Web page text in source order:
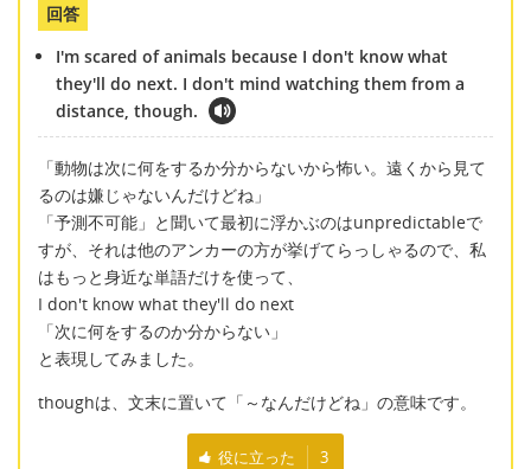
回答
I'm scared of animals because I don't know what
they'll do next. I don't mind watching them from a
distance, though.
「動物は次に何をするか分からないから怖い。遠くから見て
るのは嫌じゃないんだけどね」
「予測不可能」と聞いて最初に浮かぶのはunpredictableで
すが、それは他のアンカーの方が挙げてらっしゃるので、私
はもっと身近な単語だけを使って、
I don't know what they'll do next
「次に何をするのか分からない」
と表現してみました。
thoughは、文末に置いて「～なんだけどね」の意味です。
役に立った 3